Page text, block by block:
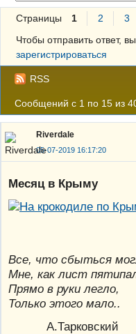
Страницы 1 2 3
Чтобы отправить ответ,
зарегистрироваться
RSS
Сообщений с 1 по 15 из
Riverdale
05-07-2019 16:17:20
Месяц в Крыму
Все, что сбыться
Мне, как лист
Прямо в руки легло,
Только этого мало..
А.Тарковский